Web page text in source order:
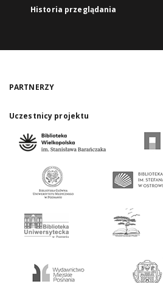
Historia przeglądania
PARTNERZY
Uczestnicy projektu